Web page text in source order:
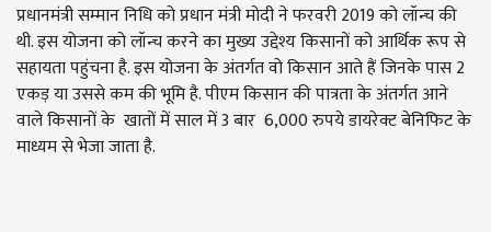
प्रधानमंत्री सम्मान निधि को प्रधान मंत्री मोदी ने फरवरी 2019 को लॉन्च की
थी. इस योजना को लॉन्च करने का मुख्य उद्देश्य किसानों को आर्थिक रूप से
सहायता पहुंचना है. इस योजना के अंतर्गत वो किसान आते हैं जिनके पास 2
एकड़ या उससे कम की भूमि है. पीएम किसान की पात्रता के अंतर्गत आने
वाले किसानों के खातों में साल में 3 बार 6,000 रुपये डायरेक्ट बेनिफिट के
माध्यम से भेजा जाता है.